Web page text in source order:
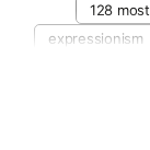
128
expressionism